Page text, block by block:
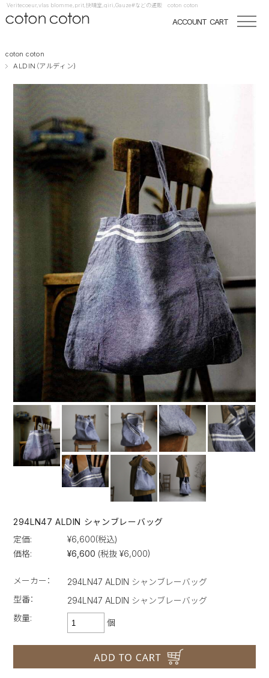
Veritecoeur,vlas blomme,prit,快晴堂,qiri,Gauze#などの通販 coton coton
ACCOUNT CART
coton coton
ALDIN（アルディン)
294LN47 ALDIN シャンブレーバッグ
定価:
¥6,600(税込)
価格:
¥6,600 (税抜 ¥6,000)
メーカー：
294LN47 ALDIN シャンブレーバッグ
型番：
294LN47 ALDIN シャンブレーバッグ
数量:
個